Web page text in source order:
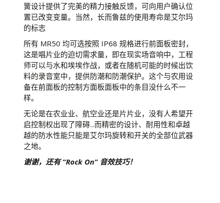
簧设计提供了完美的精力接触反馈，可向用户确认位
置已改变变量。当然，长而鲁兹的使用寿命是艾尔玛
的标志
所有 MR50 均可选按照 IP68 规格进行前面板密封，
这是唱片业的迫切需求量，即在现实场音响中，工程
师可以与水和埃埃作战，或者在随机可能的时候出饮
料的录音室中，提供防潮和防潮保护。这个与农用设
备在前面板的控制方面板面板中的条目没什么不一
样。
无论是在农业业、航空业还是片片业，没有人希望开
启控制权出现了障碍...而精密的设计、耐用性和卓越
越的防水性能只能是艾尔玛旋转和开关的全部位武器
之地。
谢谢，还有 “Rock On” 音效技巧！